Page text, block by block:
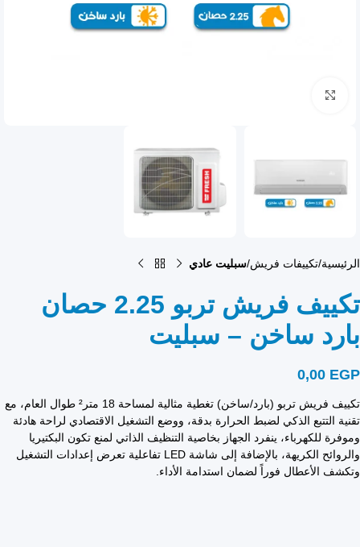
الرئيسية تكييفات فريش سبليت عادي
تكييف فريش تربو 2.25 حصان
بارد ساخن – سبليت
0,00 EGP
تكييف فريش تربو (بارد/ساخن) تغطية مثالية لمساحة 18 متر² طوال العام، مع
تقنية التتبع الذكي لضبط الحرارة بدقة، ووضع التشغيل الاقتصادي لراحة هادئة
وموفرة للكهرباء، ينفرد الجهاز بخاصية التنظيف الذاتي لمنع تكون البكتيريا
والروائح الكريهة، بالإضافة إلى شاشة LED تفاعلية تعرض إعدادات التشغيل
وتكشف الأعطال فوراً لضمان استدامة الأداء.